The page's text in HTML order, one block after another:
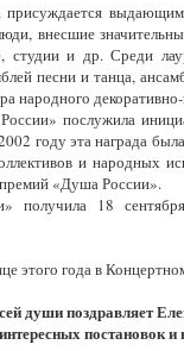
внесшие
и др. Среди
песни и танца,
народного
послужила
году эта награда
и народных
«Душа России».
получила 18
этого года в
души поздравляет
постановок и